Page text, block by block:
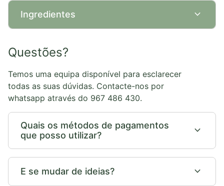
Ingredientes expand_more
Questões?
Temos uma equipa disponível para esclarecer
todas as suas dúvidas. Contacte-nos por
whatsapp através do 967 486 430.
Quais os métodos de pagamentos
que posso utilizar?
expand_more
E se mudar de ideias? expand_more